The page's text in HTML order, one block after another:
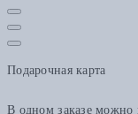
Подарочная карта
В одном заказе можно